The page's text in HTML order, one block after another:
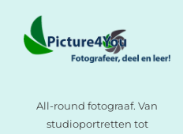
All-round fotograaf. Van
studioportretten tot